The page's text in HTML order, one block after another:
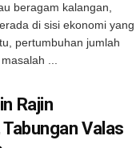
beragam kalangan,
di sisi ekonomi yang
pertumbuhan jumlah
...
Rajin
Valas